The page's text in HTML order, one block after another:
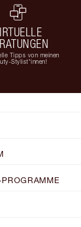
Tipps von meinen
Stylist*innen!